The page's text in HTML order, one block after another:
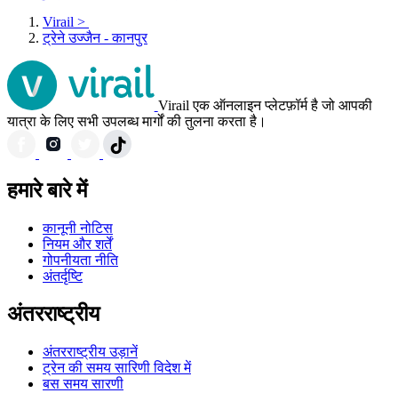
Virail >
ट्रेने उज्जैन - कानपुर
Virail एक ऑनलाइन प्लेटफ़ॉर्म है जो आपकी
यात्रा के लिए सभी उपलब्ध मार्गों की तुलना करता है।
हमारे बारे में
कानूनी नोटिस
नियम और शर्तें
गोपनीयता नीति
अंतर्दृष्टि
अंतरराष्ट्रीय
अंतरराष्ट्रीय उड़ानें
ट्रेन की समय सारिणी विदेश में
बस समय सारणी